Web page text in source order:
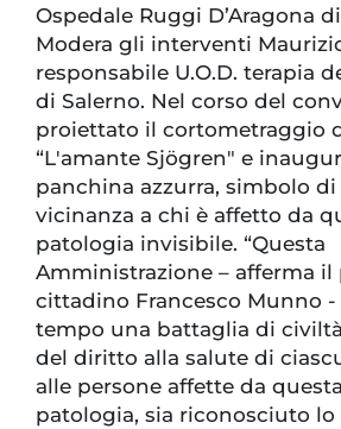
Ospedale Ruggi D’Aragona
Modera gli interventi
responsabile U.O.D. terapia
di Salerno. Nel corso del
proiettato il cortometraggio
“L'amante Sjögren" e
panchina azzurra, simbolo
vicinanza a chi è affetto da
patologia invisibile. “Questa
Amministrazione – afferma il
cittadino Francesco Munno -
tempo una battaglia di
del diritto alla salute di
alle persone affette da
patologia, sia riconosciuto